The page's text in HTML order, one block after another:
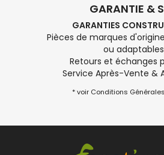
GARANTIE &
GARANTIES
Pièces de marques
ou
Retours et échanges
Service Après-Vente &
* voir Conditions